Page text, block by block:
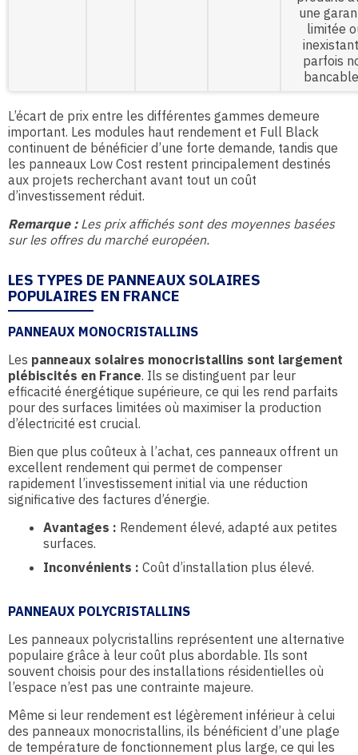
une
limitée
parfois
L’écart de prix entre les différentes gammes demeure
important. Les modules haut rendement et Full Black
continuent de bénéficier d’une forte demande, tandis que
les panneaux Low Cost restent principalement destinés
aux projets recherchant avant tout un coût
d’investissement réduit.
Remarque :Les prix affichés sont des moyennes basées
sur les offres du marché européen.
LES TYPES DE PANNEAUX SOLAIRES
POPULAIRES EN FRANCE
PANNEAUX MONOCRISTALLINS
Les panneaux solaires monocristallins sont largement
plébiscités en France. Ils se distinguent par leur
efficacité énergétique supérieure, ce qui les rend parfaits
pour des surfaces limitées où maximiser la production
d’électricité est crucial.
Bien que plus coûteux à l’achat, ces panneaux offrent un
excellent rendement qui permet de compenser
rapidement l’investissement initial via une réduction
significative des factures d’énergie.
Avantages : Rendement élevé, adapté aux petites
surfaces.
Inconvénients : Coût d’installation plus élevé.
PANNEAUX POLYCRISTALLINS
Les panneaux polycristallins représentent une alternative
populaire grâce à leur coût plus abordable. Ils sont
souvent choisis pour des installations résidentielles où
l’espace n’est pas une contrainte majeure.
Même si leur rendement est légèrement inférieur à celui
des panneaux monocristallins, ils bénéficient d’une plage
de température de fonctionnement plus large, ce qui les